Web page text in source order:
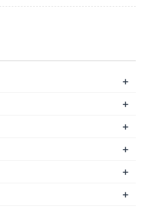
+
+
+
+
+
+